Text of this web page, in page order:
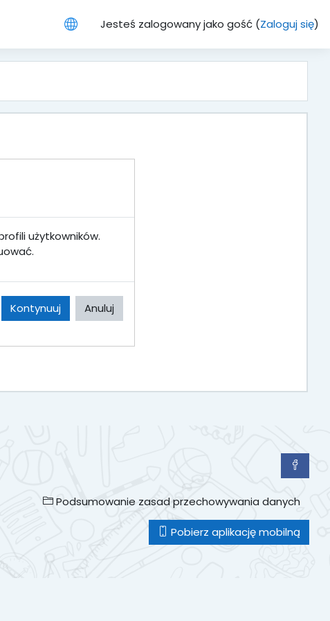
Jesteś zalogowany jako gość (Zaloguj się)
użytkowników.
Kontynuuj Anuluj
Podsumowanie zasad przechowywania danych
Pobierz aplikację mobilną